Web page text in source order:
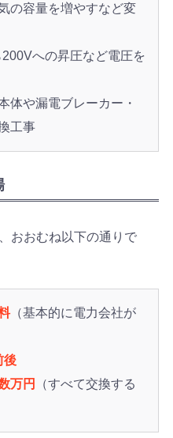
の容量を増やすなど変
への昇圧など電圧を
体や漏電ブレーカー・
工事
おおむね以下の通りで
（基本的に電力会社が
後
万円
（すべて交換する